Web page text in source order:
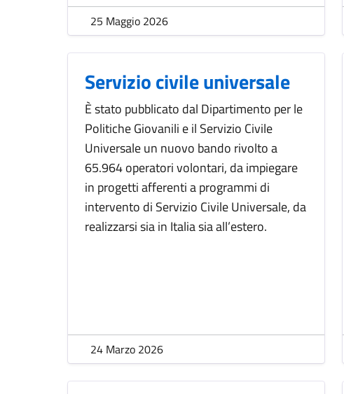
25 Maggio 2026
Servizio civile universale
È stato pubblicato dal Dipartimento per le
Politiche Giovanili e il Servizio Civile
Universale un nuovo bando rivolto a
65.964 operatori volontari, da impiegare
in progetti afferenti a programmi di
intervento di Servizio Civile Universale, da
realizzarsi sia in Italia sia all’estero.
24 Marzo 2026